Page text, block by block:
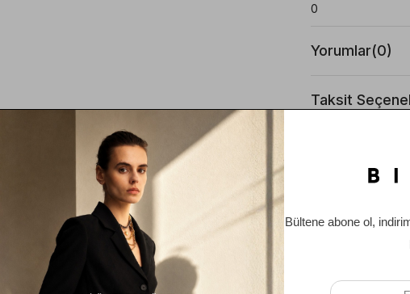
0
Yorumlar(0)
Taksit
Beden